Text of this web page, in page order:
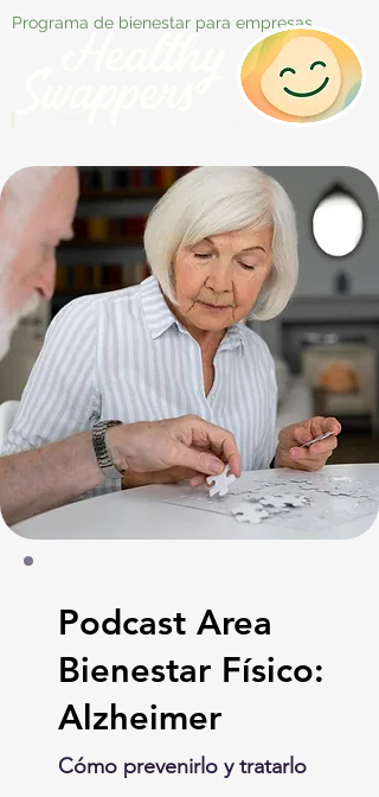
Programa de bienestar para empresas
Podcast Area
Bienestar Físico:
Alzheimer
Cómo prevenirlo y tratarlo